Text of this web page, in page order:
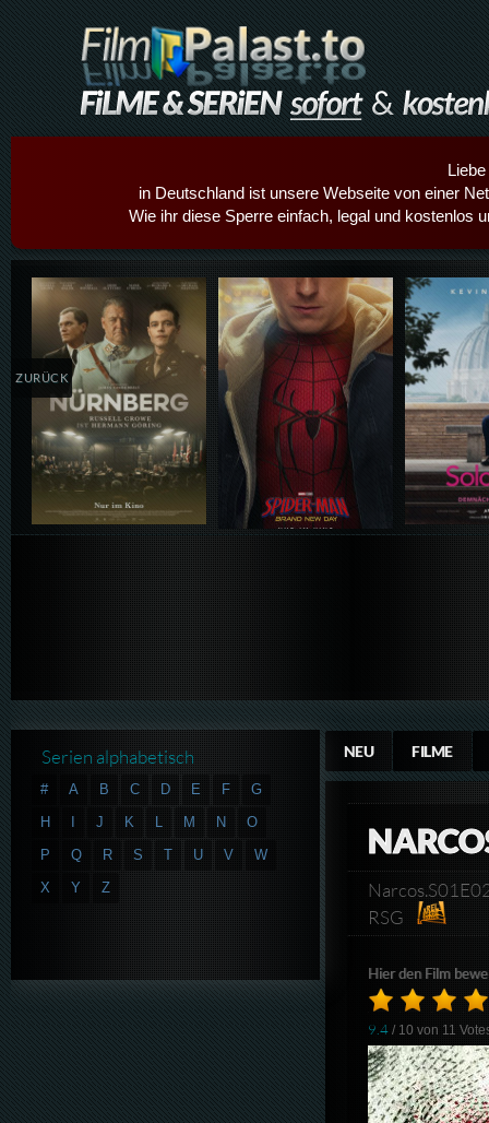
in Deutschland ist unsere Webseite von einer
Wie ihr diese Sperre einfach, legal und kostenlos
Details,Play Details,Play
ZURÜCK
NEU FILME
RSG
Hier den Film
9.4 / 10 von 11
Serien alphabetisch
# A B C D E F
G
H
I J K L M N
O
P
Q R S T U V
W
X
Y Z